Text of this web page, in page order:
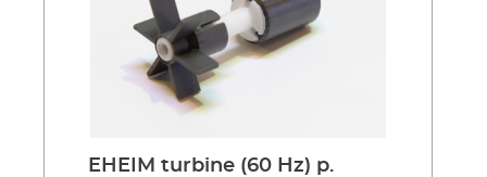
EHEIM turbine (60 Hz) p.